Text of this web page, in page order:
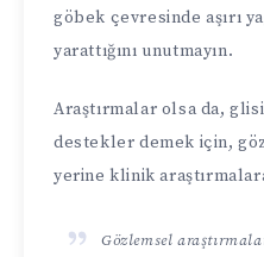
göbek çevresinde aşırı
yarattığını unutmayın.
Araştırmalar olsa da,
destekler demek için,
yerine klinik
Gözlemsel